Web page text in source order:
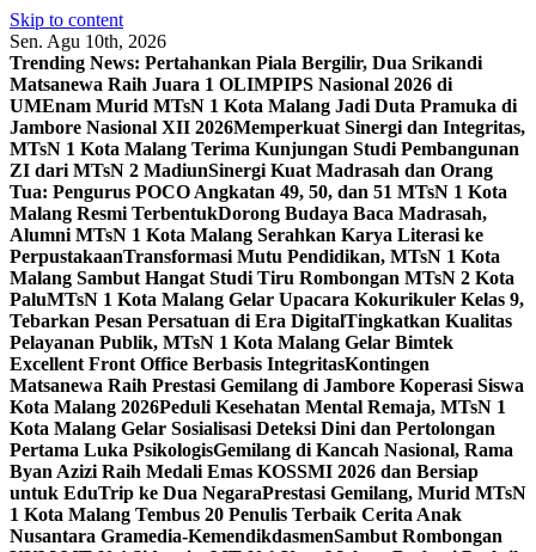
Skip to content
Sen. Agu 10th, 2026
Trending News: Pertahankan Piala Bergilir, Dua Srikandi
Matsanewa Raih Juara 1 OLIMPIPS Nasional 2026 di
UMEnam Murid MTsN 1 Kota Malang Jadi Duta Pramuka di
Jambore Nasional XII 2026Memperkuat Sinergi dan Integritas,
MTsN 1 Kota Malang Terima Kunjungan Studi Pembangunan
ZI dari MTsN 2 MadiunSinergi Kuat Madrasah dan Orang
Tua: Pengurus POCO Angkatan 49, 50, dan 51 MTsN 1 Kota
Malang Resmi TerbentukDorong Budaya Baca Madrasah,
Alumni MTsN 1 Kota Malang Serahkan Karya Literasi ke
PerpustakaanTransformasi Mutu Pendidikan, MTsN 1 Kota
Malang Sambut Hangat Studi Tiru Rombongan MTsN 2 Kota
PaluMTsN 1 Kota Malang Gelar Upacara Kokurikuler Kelas 9,
Tebarkan Pesan Persatuan di Era DigitalTingkatkan Kualitas
Pelayanan Publik, MTsN 1 Kota Malang Gelar Bimtek
Excellent Front Office Berbasis IntegritasKontingen
Matsanewa Raih Prestasi Gemilang di Jambore Koperasi Siswa
Kota Malang 2026Peduli Kesehatan Mental Remaja, MTsN 1
Kota Malang Gelar Sosialisasi Deteksi Dini dan Pertolongan
Pertama Luka PsikologisGemilang di Kancah Nasional, Rama
Byan Azizi Raih Medali Emas KOSSMI 2026 dan Bersiap
untuk EduTrip ke Dua NegaraPrestasi Gemilang, Murid MTsN
1 Kota Malang Tembus 20 Penulis Terbaik Cerita Anak
Nusantara Gramedia-KemendikdasmenSambut Rombongan